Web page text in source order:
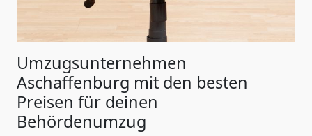
Umzugsunternehmen
Aschaffenburg mit den besten
Preisen für deinen
Behördenumzug